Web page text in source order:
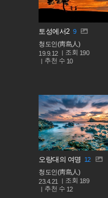
토성에서2 9
청도인(靑島人)
19.9.12
조회 190
추천 수 10
오랑대의 여명 12
청도인(靑島人)
23.4.21
조회 189
추천 수 12